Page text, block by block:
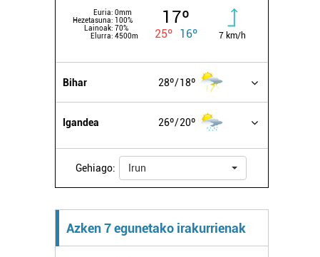
Euria: 0mm
Hezetasuna: 100%
Lainoak: 70%
Elurra: 4500m
17º
25º 16º 7 km/h
Bihar 28º 18º
Igandea 26º 20º
Gehiago: Irun
Azken 7 egunetako irakurrienak